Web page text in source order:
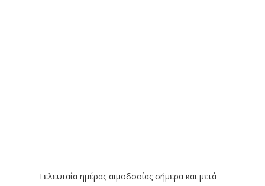
Τελευταία ημέρας αιμοδοσίας σήμερα και μετά